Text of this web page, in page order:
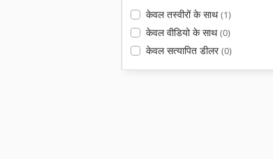
केवल तस्वीरों के साथ(1)
केवल वीडियो के साथ(0)
केवल सत्यापित डीलर(0)